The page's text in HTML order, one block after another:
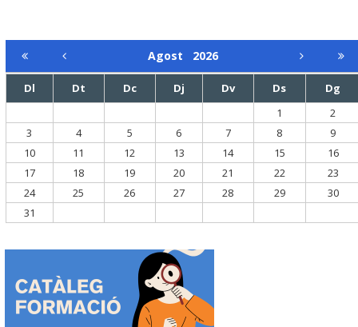
Agost 2026
Dl Dt Dc Dj Dv Ds
Dg
1
2
3
4 5 6 7 8
9
10
11 12 13 14 15
16
17
18 19 20 21 22
23
24
25 26 27 28 29
30
31